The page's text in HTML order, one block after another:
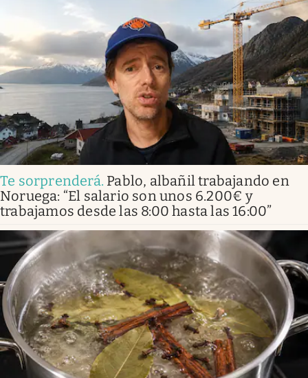
Te sorprenderá. Pablo, albañil trabajando en
Noruega: “El salario son unos 6.200€ y
trabajamos desde las 8:00 hasta las 16:00”